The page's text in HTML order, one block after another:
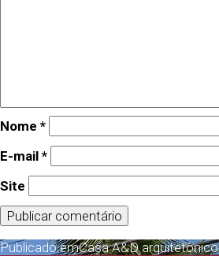
Nome *
E-mail *
Site
Publicado emCasa A&D arquitetônico